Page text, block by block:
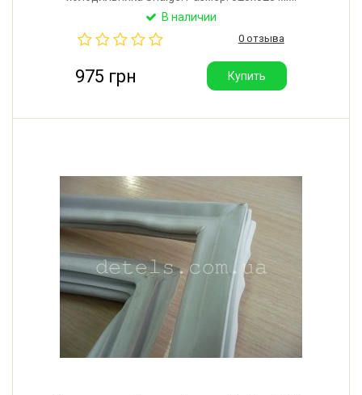
Крепление: в паз. Производитель: Литва.
В наличии
0 отзыва
975 грн Купить